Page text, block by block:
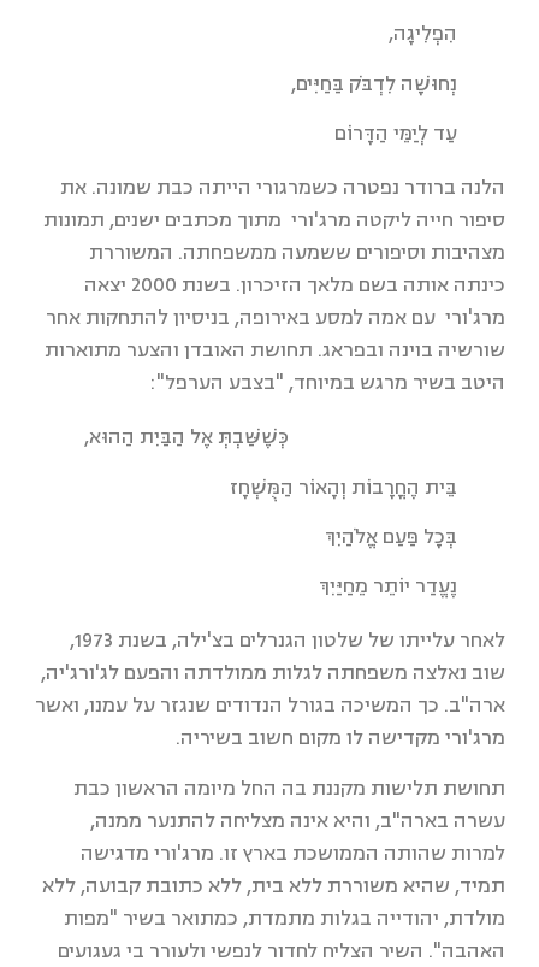
הִפְלִיגָה,
נְחוּשָׁה לִדְבֹּק בַּחַיִּים,
עַד לְיַמֵּי הַדָּרוֹם
הלנה ברודר נפטרה כשמרגורי הייתה כבת שמונה. את
סיפור חייה ליקטה מרג'ורי מתוך מכתבים ישנים, תמונות
מצהיבות וסיפורים ששמעה ממשפחתה. המשוררת
כינתה אותה בשם מלאך הזיכרון. בשנת 2000 יצאה
מרג'ורי עם אמה למסע באירופה, בניסיון להתחקות אחר
שורשיה בוינה ובפראג. תחושת האובדן והצער מתוארות
היטב בשיר מרגש במיוחד, "בצבע הערפל":
כְּשֶׁשַּׁבְתְּ אֶל הַבַּיִת הַהוּא,
בֵּית הֶחֳרָבוֹת וְהָאוֹר הַמֻּשְׁחָז
בְּכָל פַּעַם אֱלֹהַיִךְ
נֶעֱדַר יוֹתֵר מֵחַיַּיִךְ
לאחר עלייתו של שלטון הגנרלים בצ'ילה, בשנת 1973,
שוב נאלצה משפחתה לגלות ממולדתה והפעם לג'ורג'יה,
ארה"ב. כך המשיכה בגורל הנדודים שנגזר על עמנו, ואשר
מרג'ורי מקדישה לו מקום חשוב בשיריה.
תחושת תלישות מקננת בה החל מיומה הראשון כבת
עשרה בארה"ב, והיא אינה מצליחה להתנער ממנה,
למרות שהותה הממושכת בארץ זו. מרג'ורי מדגישה
תמיד, שהיא משוררת ללא בית, ללא כתובת קבועה, ללא
מולדת, יהודייה בגלות מתמדת, כמתואר בשיר "מפות
האהבה". השיר הצליח לחדור לנפשי ולעורר בי געגועים